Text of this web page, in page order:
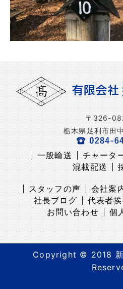
〒326-
栃木県足利市田
一般輸送 チャータ
混載配送
スタッフの声 会社案
社長ブログ
代表者
お問い合わせ
個
Copyright © 2018